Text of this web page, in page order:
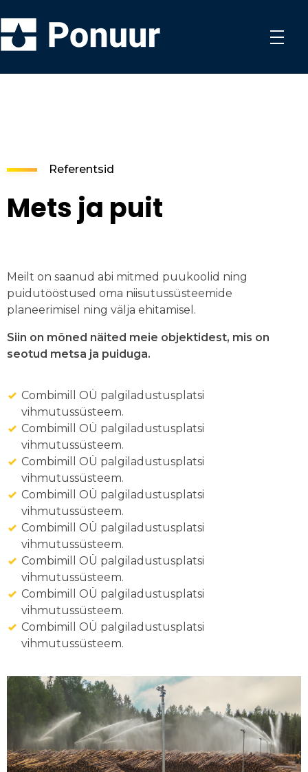
Referentsid
Mets ja puit
Meilt on saanud abi mitmed puukoolid ning
puidutööstused oma niisutussüsteemide
planeerimisel ning välja ehitamisel.
Siin on mõned näited meie objektidest, mis on
seotud metsa ja puiduga.
Combimill OÜ palgiladustusplatsi
vihmutussüsteem.
Combimill OÜ palgiladustusplatsi
vihmutussüsteem.
Combimill OÜ palgiladustusplatsi
vihmutussüsteem.
Combimill OÜ palgiladustusplatsi
vihmutussüsteem.
Combimill OÜ palgiladustusplatsi
vihmutussüsteem.
Combimill OÜ palgiladustusplatsi
vihmutussüsteem.
Combimill OÜ palgiladustusplatsi
vihmutussüsteem.
Combimill OÜ palgiladustusplatsi
vihmutussüsteem.